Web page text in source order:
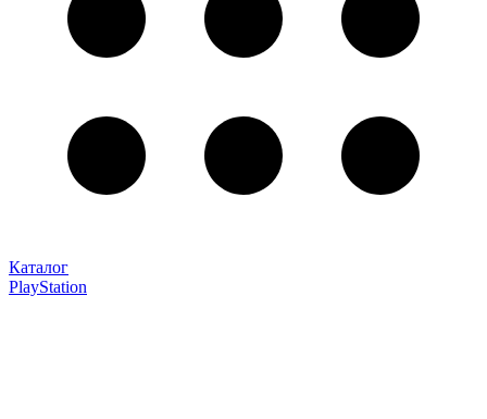
Каталог
PlayStation